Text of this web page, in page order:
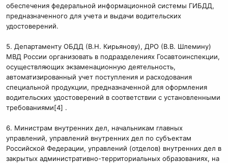
обеспечения федеральной информационной системы ГИБДД,
предназначенного для учета и выдачи водительских
удостоверений.
5. Департаменту ОБДД (В.Н. Кирьянову), ДРО (В.В. Шлемину)
МВД России организовать в подразделениях Госавтоинспекции,
осуществляющих экзаменационную деятельность,
автоматизированный учет поступления и расходования
специальной продукции, предназначенной для оформления
водительских удостоверений в соответствии с установленными
требованиями[4] .
6. Министрам внутренних дел, начальникам главных
управлений, управлений внутренних дел по субъектам
Российской Федерации, управлений (отделов) внутренних дел в
закрытых административно-территориальных образованиях, на